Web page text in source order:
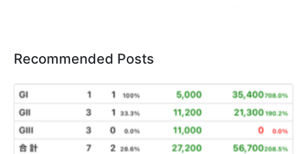
Recommended Posts